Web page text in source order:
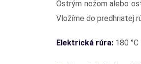
Ostrým nožom alebo
Vložíme do predhriatej
Elektrická rúra: 180 °C